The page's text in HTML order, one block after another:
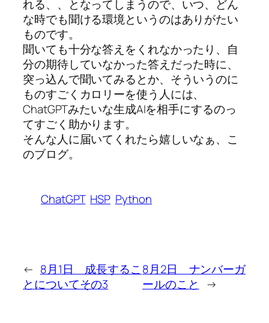
れる、、となってしまうので、いつ、どん
な時でも聞ける環境というのはありがたい
ものです。
聞いても十分な答えをくれなかったり、自
分の期待していなかった答えだった時に、
突っ込んで聞いてみるとか、そういうのに
ものすごくカロリーを使う人には、
ChatGPTみたいな生成AIを相手にするのっ
てすごく助かります。
そんな人に届いてくれたら嬉しいなぁ、こ
のブログ。
ChatGPT HSP Python
← 8月1日 成長するこ
とについてその3
8月2日 ナンバーガ
ールのこと
→